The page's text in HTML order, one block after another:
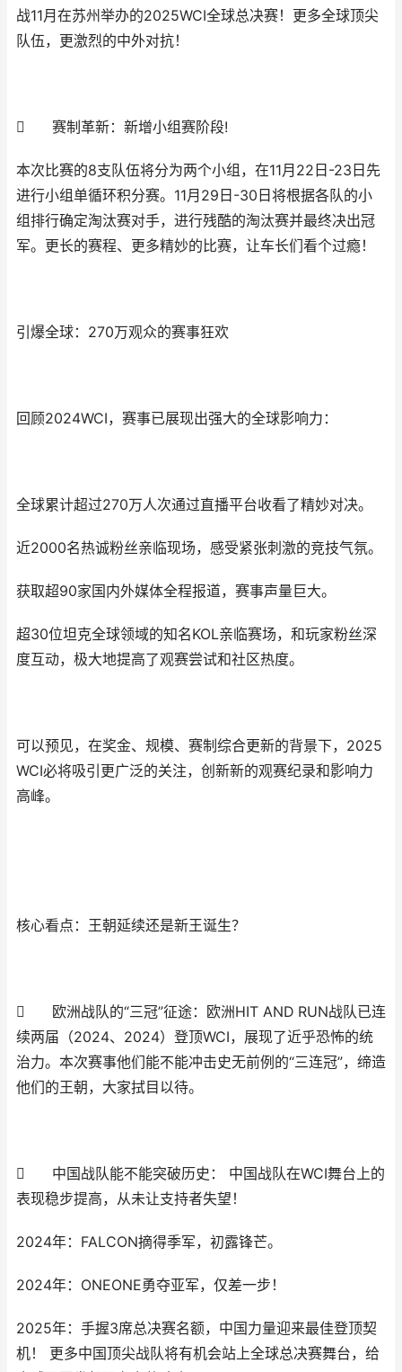
战11月在苏州举办的2025WCI全球总决赛！更多全球顶尖
队伍，更激烈的中外对抗！
 赛制革新：新增小组赛阶段!
本次比赛的8支队伍将分为两个小组，在11月22日-23日先
进行小组单循环积分赛。11月29日-30日将根据各队的小
组排行确定淘汰赛对手，进行残酷的淘汰赛并最终决出冠
军。更长的赛程、更多精妙的比赛，让车长们看个过瘾！
引爆全球：270万观众的赛事狂欢
回顾2024WCI，赛事已展现出强大的全球影响力：
全球累计超过270万人次通过直播平台收看了精妙对决。
近2000名热诚粉丝亲临现场，感受紧张刺激的竞技气氛。
获取超90家国内外媒体全程报道，赛事声量巨大。
超30位坦克全球领域的知名KOL亲临赛场，和玩家粉丝深
度互动，极大地提高了观赛尝试和社区热度。
可以预见，在奖金、规模、赛制综合更新的背景下，2025
WCI必将吸引更广泛的关注，创新新的观赛纪录和影响力
高峰。
核心看点：王朝延续还是新王诞生？

欧洲战队的“三冠”征途：欧洲HIT AND RUN战队已连
续两届（2024、2024）登顶WCI，展现了近乎恐怖的统
治力。本次赛事他们能不能冲击史无前例的“三连冠”，缔造
他们的王朝，大家拭目以待。

中国战队能不能突破历史： 中国战队在WCI舞台上的
表现稳步提高，从未让支持者失望！
2024年：FALCON摘得季军，初露锋芒。
2024年：ONEONE勇夺亚军，仅差一步！
2025年：手握3席总决赛名额，中国力量迎来最佳登顶契
机！ 更多中国顶尖战队将有机会站上全球总决赛舞台，给